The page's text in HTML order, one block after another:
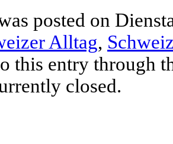
posted on
Alltag,
this entry through
closed.